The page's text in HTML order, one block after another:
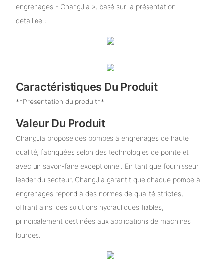
engrenages - ChangJia », basé sur la présentation
détaillée :
Caractéristiques Du Produit
**Présentation du produit**
Valeur Du Produit
ChangJia propose des pompes à engrenages de haute
qualité, fabriquées selon des technologies de pointe et
avec un savoir-faire exceptionnel. En tant que fournisseur
leader du secteur, ChangJia garantit que chaque pompe à
engrenages répond à des normes de qualité strictes,
offrant ainsi des solutions hydrauliques fiables,
principalement destinées aux applications de machines
lourdes.